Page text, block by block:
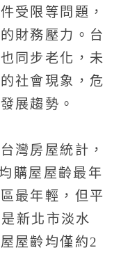
受限等問題，
財務壓力。台
同步老化，未
社會現象，危
展趨勢。
灣房屋統計，
購屋屋齡最年
最年輕，但平
新北市淡水
屋齡均僅約2